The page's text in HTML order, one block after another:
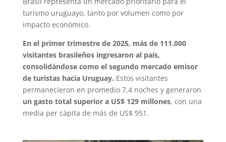
turismo uruguayo, tanto por volumen como por
impacto económico.
En el primer trimestre de 2025, más de 111.000
visitantes brasileños ingresaron al país,
consolidándose como el segundo mercado emisor
de turistas hacia Uruguay. Estos visitantes
permanecieron en promedio 7,4 noches y generaron
un gasto total superior a US$ 129 millones, con una
media per cápita de más de US$ 951.